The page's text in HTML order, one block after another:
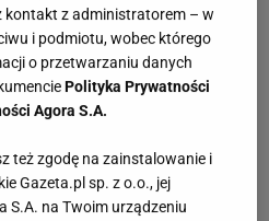
kontakt z administratorem – w
i podmiotu, wobec którego
o przetwarzaniu danych
Polityka Prywatności
Agora S.A.
też zgodę na zainstalowanie i
Gazeta.pl sp. z o.o., jej
S.A. na Twoim urządzeniu